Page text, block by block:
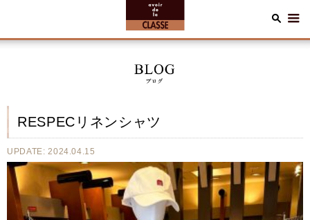
RESPECリネンシャツ
UPDATE: 2024.04.15